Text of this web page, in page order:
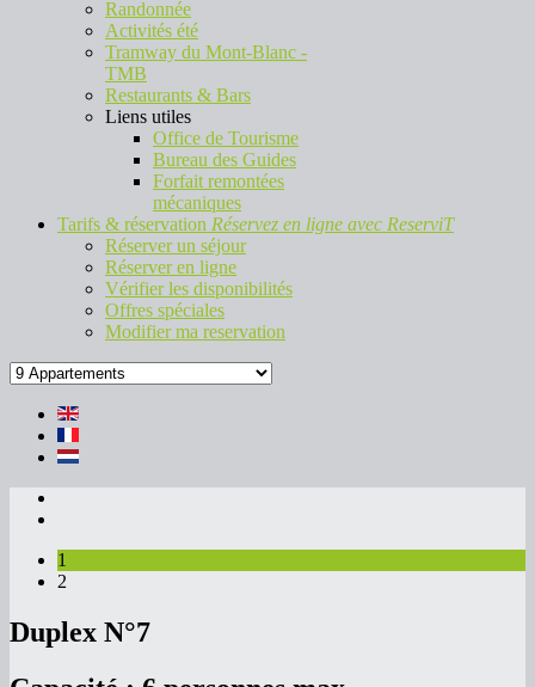
Randonnée
Activités été
Tramway du Mont-Blanc -
TMB
Restaurants & Bars
Liens utiles
Office de Tourisme
Bureau des Guides
Forfait remontées
mécaniques
Tarifs & réservation Réservez en ligne avec ReserviT
Réserver un séjour
Réserver en ligne
Vérifier les disponibilités
Offres spéciales
Modifier ma reservation
1
2
Duplex N°7